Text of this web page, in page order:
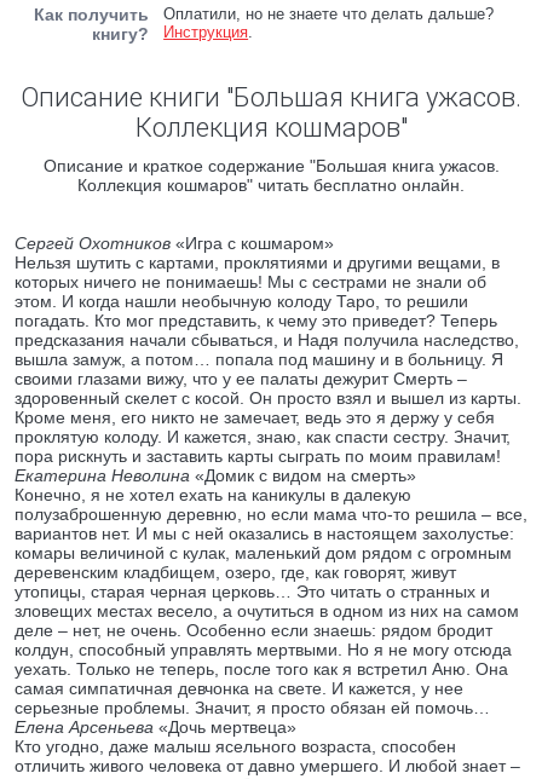
Как получить
книгу?
Оплатили, но не знаете что делать дальше?
Инструкция.
Описание книги "Большая книга ужасов.
Коллекция кошмаров"
Описание и краткое содержание "Большая книга ужасов.
Коллекция кошмаров" читать бесплатно онлайн.
Сергей Охотников «Игра с кошмаром»
Нельзя шутить с картами, проклятиями и другими вещами, в
которых ничего не понимаешь! Мы с сестрами не знали об
этом. И когда нашли необычную колоду Таро, то решили
погадать. Кто мог представить, к чему это приведет? Теперь
предсказания начали сбываться, и Надя получила наследство,
вышла замуж, а потом… попала под машину и в больницу. Я
своими глазами вижу, что у ее палаты дежурит Смерть –
здоровенный скелет с косой. Он просто взял и вышел из карты.
Кроме меня, его никто не замечает, ведь это я держу у себя
проклятую колоду. И кажется, знаю, как спасти сестру. Значит,
пора рискнуть и заставить карты сыграть по моим правилам!
Екатерина Неволина «Домик с видом на смерть»
Конечно, я не хотел ехать на каникулы в далекую
полузаброшенную деревню, но если мама что-то решила – все,
вариантов нет. И мы с ней оказались в настоящем захолустье:
комары величиной с кулак, маленький дом рядом с огромным
деревенским кладбищем, озеро, где, как говорят, живут
утопицы, старая черная церковь… Это читать о странных и
зловещих местах весело, а очутиться в одном из них на самом
деле – нет, не очень. Особенно если знаешь: рядом бродит
колдун, способный управлять мертвыми. Но я не могу отсюда
уехать. Только не теперь, после того как я встретил Аню. Она
самая симпатичная девчонка на свете. И кажется, у нее
серьезные проблемы. Значит, я просто обязан ей помочь…
Елена Арсеньева «Дочь мертвеца»
Кто угодно, даже малыш ясельного возраста, способен
отличить живого человека от давно умершего. И любой знает –